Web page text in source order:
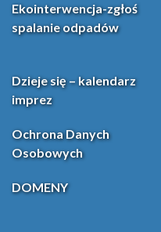
Ekointerwencja-zgłoś
spalanie odpadów
Dzieje się – kalendarz
imprez
Ochrona Danych
Osobowych
DOMENY